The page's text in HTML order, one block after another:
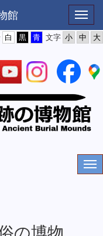
館
文字
の博物